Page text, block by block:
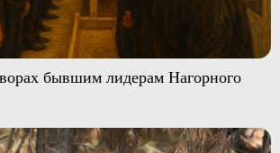
бывшим лидерам Нагорного